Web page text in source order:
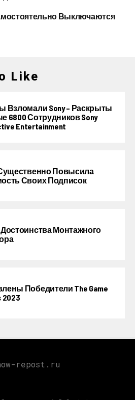
Выключаются
Like
Взломали Sony – Раскрыты
6800 Сотрудников Sony
Entertainment
Повысила
Своих Подписок
Монтажного
Победители The Game
2023